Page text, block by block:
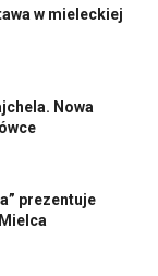
w mieleckiej
Nowa
prezentuje